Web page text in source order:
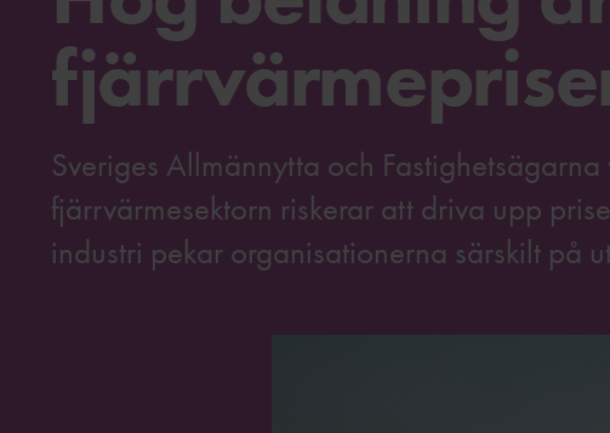
Sveriges Allmännytta och
fjärrvärmesektorn riskerar att driva upp
industri pekar organisationerna särskilt på